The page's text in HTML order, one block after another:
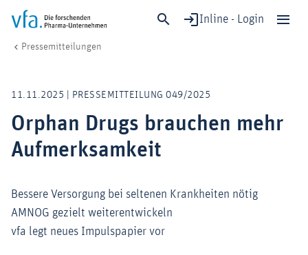
Inline - Login
Forschung & Entwicklung
Gesundheit & Versorgung
Wirtschaft & Standort
Digitalisierung & KI
Mitglied werden!
Pressemitteilungen
11.11.2025 | PRESSEMITTEILUNG 049/2025
Orphan Drugs brauchen mehr
Aufmerksamkeit
Bessere Versorgung bei seltenen Krankheiten nötig
AMNOG gezielt weiterentwickeln
vfa legt neues Impulspapier vor